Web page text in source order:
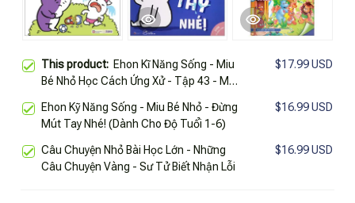
This product: Ehon Kĩ Năng Sống - Miu
Bé Nhỏ Học Cách Ứng Xử - Tập 43 - Miu
$17.99 USD
Ehon Kỹ Năng Sống - Miu Bé Nhỏ - Đừng
Mút Tay Nhé! (Dành Cho Độ Tuổi 1-6)
$16.99 USD
Câu Chuyện Nhỏ Bài Học Lớn - Những
Câu Chuyện Vàng - Sư Tử Biết Nhận Lỗi
$16.99 USD